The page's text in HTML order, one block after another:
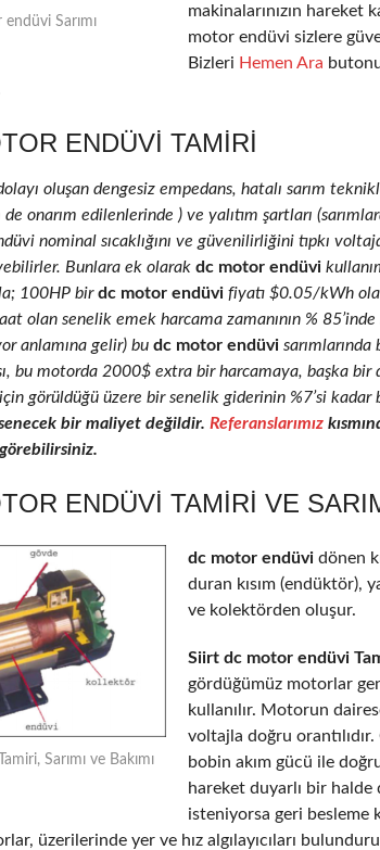
Sarımı
makinalarınızın hareket
motor endüvi sizlere
Bizleri Hemen Ara
ENDÜVI TAMIRI
oluşan dengesiz empedans, hatalı sarım
onarım edilenlerinde ) ve yalıtım şartları
nominal sıcaklığını ve güvenilirliğini tıpkı
Bunlara ek olarak dc motor endüvi
100HP birdc motor endüvi fiyatı $0.05/kWh
olan senelik emek harcama zamanının % 85’inde
anlamına gelir) bu dc motor endüvi
bu motorda 2000$ extra bir harcamaya, başka bir
için görüldüğü üzere bir senelik giderinin %7’si kadar
bir maliyet değildir. Referanslarımız
ENDÜVI TAMIRI VE
Sarımı ve Bakımı
dc motor endüvi dönen
duran kısım (endüktör),
ve kolektörden oluşur.
Siirt dc motor endüvi
gördüğümüz motorlar
kullanılır. Motorun
voltajla doğru orantılıdır.
bobin akım gücü ile
hareket duyarlı bir halde
isteniyorsa geri besleme
üzerilerinde yer ve hız algılayıcıları